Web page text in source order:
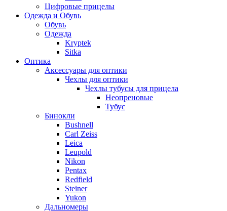
Цифровые прицелы
Одежда и Обувь
Обувь
Одежда
Kryptek
Sitka
Оптика
Аксессуары для оптики
Чехлы для оптики
Чехлы тубусы для прицела
Неопреновые
Тубус
Бинокли
Bushnell
Carl Zeiss
Leica
Leupold
Nikon
Pentax
Redfield
Steiner
Yukon
Дальномеры